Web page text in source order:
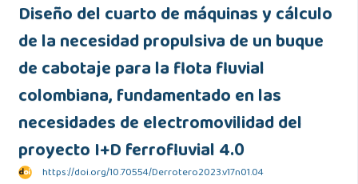
Diseño del cuarto de máquinas y cálculo
de la necesidad propulsiva de un buque
de cabotaje para la flota fluvial
colombiana, fundamentado en las
necesidades de electromovilidad del
proyecto I+D ferrofluvial 4.0
https://doi.org/10.70554/Derrotero2023.v17n01.04